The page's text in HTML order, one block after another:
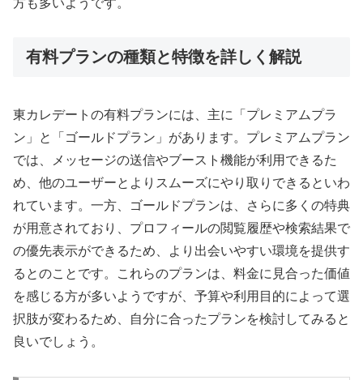
有料プランの種類と特徴を詳しく解説
東カレデートの有料プランには、主に「プレミアムプラ
ン」と「ゴールドプラン」があります。プレミアムプラン
では、メッセージの送信やブースト機能が利用できるた
め、他のユーザーとよりスムーズにやり取りできるといわ
れています。一方、ゴールドプランは、さらに多くの特典
が用意されており、プロフィールの閲覧履歴や検索結果で
の優先表示ができるため、より出会いやすい環境を提供す
るとのことです。これらのプランは、料金に見合った価値
を感じる方が多いようですが、予算や利用目的によって選
択肢が変わるため、自分に合ったプランを検討してみると
良いでしょう。